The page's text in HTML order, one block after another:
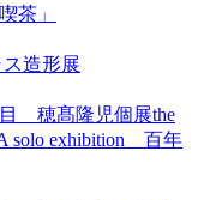
茶」
造形展
穂髙隆児個展the
solo exhibition 百年